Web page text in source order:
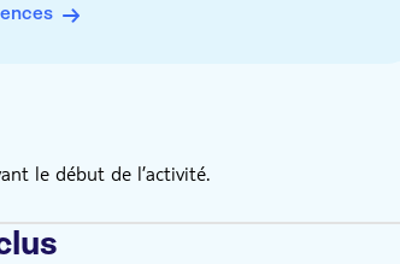
le début de l’activité.